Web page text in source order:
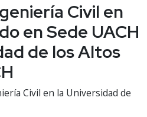
Civil en
en Sede UACH
de los Altos
Civil en la Universidad de